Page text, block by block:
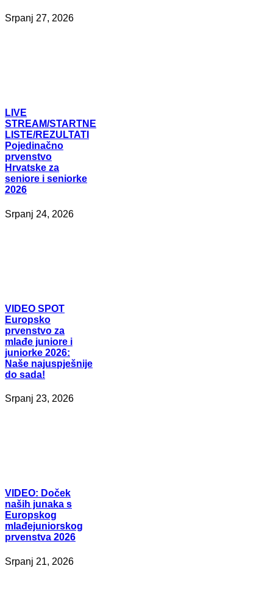
Srpanj 27, 2026
LIVE
STREAM/STARTNE
LISTE/REZULTATI
Pojedinačno
prvenstvo
Hrvatske za
seniore i seniorke
2026
Srpanj 24, 2026
VIDEO SPOT
Europsko
prvenstvo za
mlađe juniore i
juniorke 2026:
Naše najuspješnije
do sada!
Srpanj 23, 2026
VIDEO: Doček
naših junaka s
Europskog
mlađejuniorskog
prvenstva 2026
Srpanj 21, 2026